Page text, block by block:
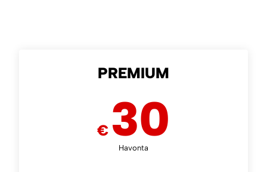
PREMIUM
€ 30
Havonta